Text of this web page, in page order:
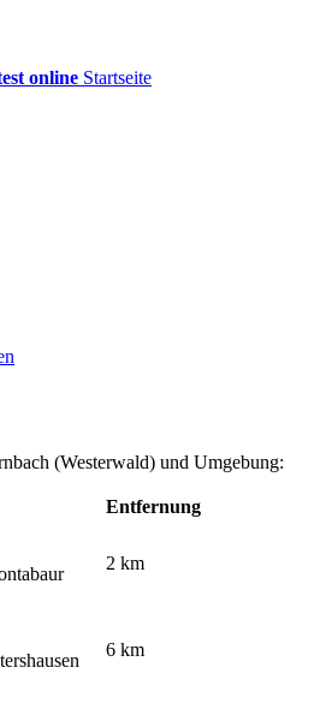
online Startseite
(Westerwald) und Umgebung:
Entfernung
2 km
6 km